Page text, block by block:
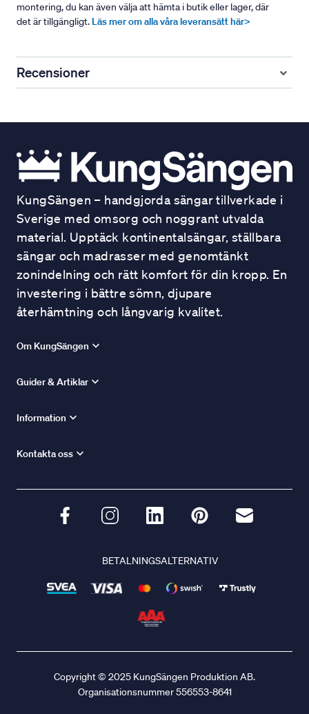
montering, du kan även välja att hämta i butik eller lager, där
det är tillgängligt. Läs mer om alla våra leveransätt här>
Recensioner
KungSängen – handgjorda sängar tillverkade i
Sverige med omsorg och noggrant utvalda
material. Upptäck kontinentalsängar, ställbara
sängar och madrasser med genomtänkt
zonindelning och rätt komfort för din kropp. En
investering i bättre sömn, djupare
återhämtning och långvarig kvalitet.
Om KungSängen
Guider & Artiklar
Information
Kontakta oss
BETALNINGSALTERNATIV
Copyright © 2025 KungSängen Produktion AB.
Organisationsnummer 556553-8641